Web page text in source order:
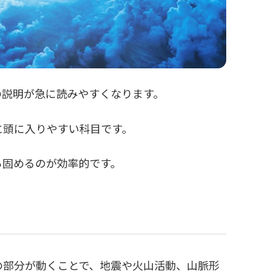
明が急に読みやすくなります。
に入りやすい科目です。
めるのが効率的です。
分が動くことで、地震や火山活動、山脈形